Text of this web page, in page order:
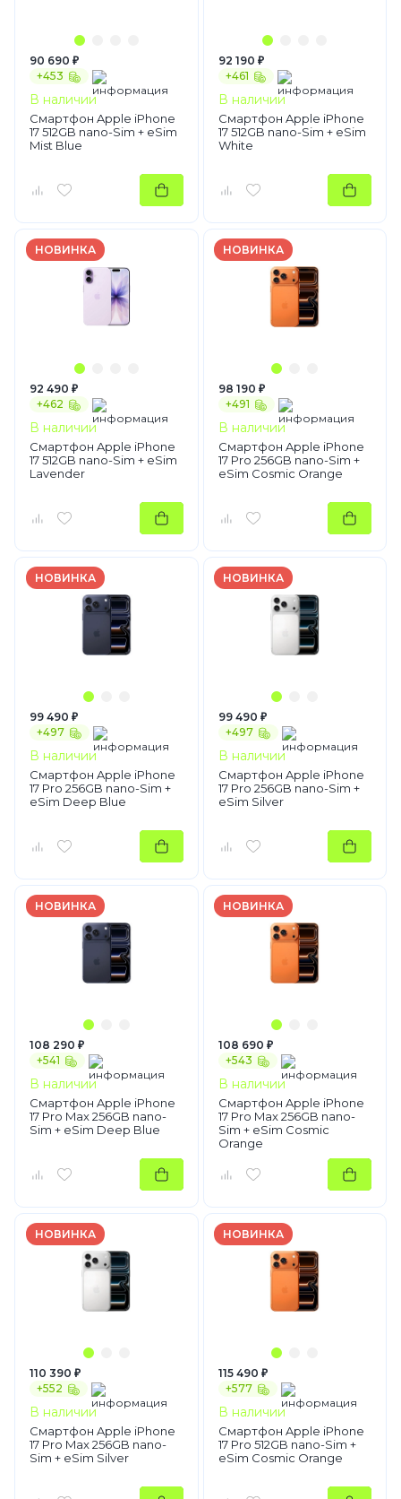
90 690 ₽
+453
В наличии
Смартфон Apple iPhone
17 512GB nano-Sim + eSim
Mist Blue
92 190 ₽
+461
В наличии
Смартфон Apple iPhone
17 512GB nano-Sim + eSim
White
НОВИНКА
92 490 ₽
+462
В наличии
Смартфон Apple iPhone
17 512GB nano-Sim + eSim
Lavender
НОВИНКА
98 190 ₽
+491
В наличии
Смартфон Apple iPhone
17 Pro 256GB nano-Sim +
eSim Cosmic Orange
НОВИНКА
99 490 ₽
+497
В наличии
Смартфон Apple iPhone
17 Pro 256GB nano-Sim +
eSim Deep Blue
НОВИНКА
99 490 ₽
+497
В наличии
Смартфон Apple iPhone
17 Pro 256GB nano-Sim +
eSim Silver
НОВИНКА
108 290 ₽
+541
В наличии
Смартфон Apple iPhone
17 Pro Max 256GB nano-
Sim + eSim Deep Blue
НОВИНКА
108 690 ₽
+543
В наличии
Смартфон Apple iPhone
17 Pro Max 256GB nano-
Sim + eSim Cosmic
Orange
НОВИНКА
110 390 ₽
+552
В наличии
Смартфон Apple iPhone
17 Pro Max 256GB nano-
Sim + eSim Silver
НОВИНКА
115 490 ₽
+577
В наличии
Смартфон Apple iPhone
17 Pro 512GB nano-Sim +
eSim Cosmic Orange